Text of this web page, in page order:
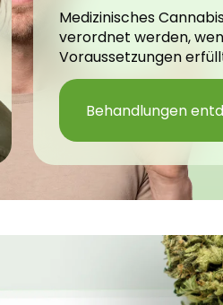
Medizinisches
verordnet werden,
Voraussetzungen
Behandlungen